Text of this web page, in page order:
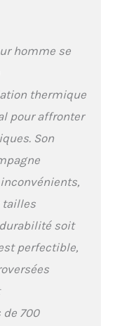
et
pouvez
et rester au
à la fermeture
ce qui
pouvez
nos
une
Garantie
: aucune
2 couches,
qui
respirant.
homme se
thermique
pour affronter
Son
soit
perfectible,
700